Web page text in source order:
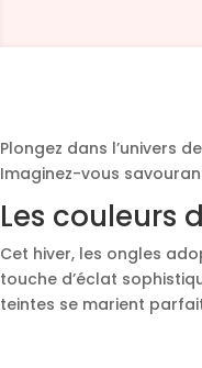
Plongez dans l’univers
Imaginez-vous
Les couleurs
Cet hiver, les ongles
touche d’éclat
teintes se marient